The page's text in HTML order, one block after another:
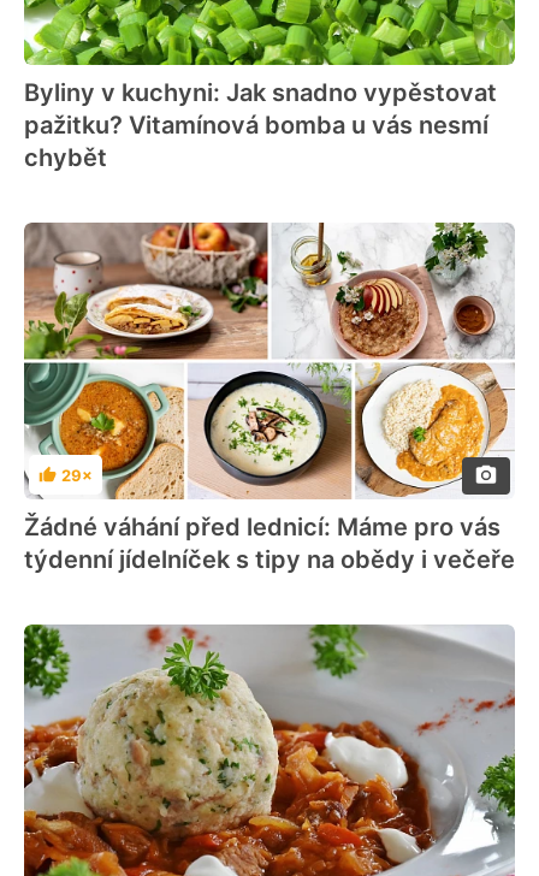
Byliny v kuchyni: Jak snadno vypěstovat
pažitku? Vitamínová bomba u vás nesmí
chybět
Hodnocení
29×
Žádné váhání před lednicí: Máme pro vás
týdenní jídelníček s tipy na obědy i večeře